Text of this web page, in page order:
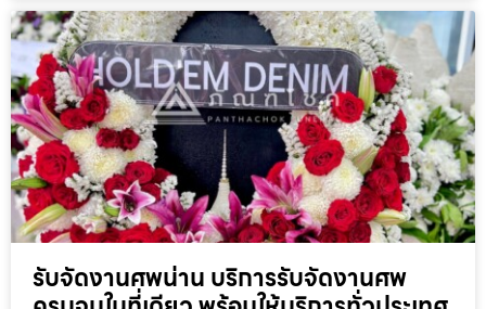
รับจัดงานศพน่าน บริการรับจัดงานศพ